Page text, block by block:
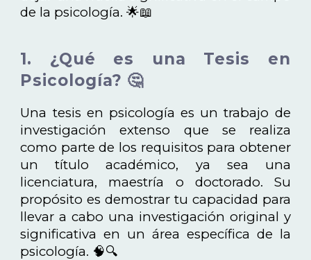
de la psicología. 🌟📖
1. ¿Qué es una Tesis en
Psicología? 🤔
Una tesis en psicología es un trabajo de
investigación extenso que se realiza
como parte de los requisitos para obtener
un título académico, ya sea una
licenciatura, maestría o doctorado. Su
propósito es demostrar tu capacidad para
llevar a cabo una investigación original y
significativa en un área específica de la
psicología. 🧠🔍